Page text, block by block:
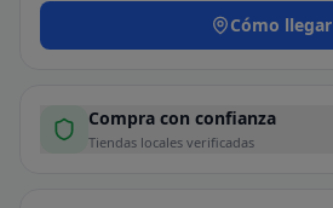
Cómo llegar
Compra con confianza
Tiendas locales verificadas